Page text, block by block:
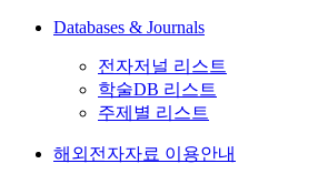
Databases & Journals
전자저널 리스트
학술DB 리스트
주제별 리스트
해외전자자료 이용안내